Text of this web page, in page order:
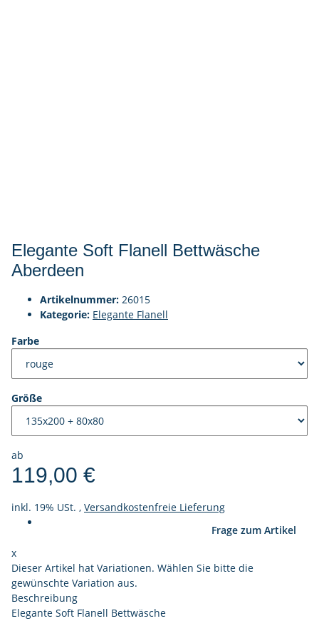
Elegante Soft Flanell Bettwäsche
Aberdeen
Artikelnummer: 26015
Kategorie: Elegante Flanell
Farbe
Größe
ab
119,00 €
inkl. 19% USt. , Versandkostenfreie Lieferung
Frage zum Artikel
x
Dieser Artikel hat Variationen. Wählen Sie bitte die
gewünschte Variation aus.
Beschreibung
Elegante Soft Flanell Bettwäsche